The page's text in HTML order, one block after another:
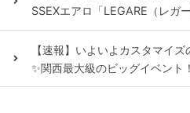
SSEXエアロ「LEGARE（レガ
【速報】いよいよカスタマイ
✨関西最大級のビッグイベント！